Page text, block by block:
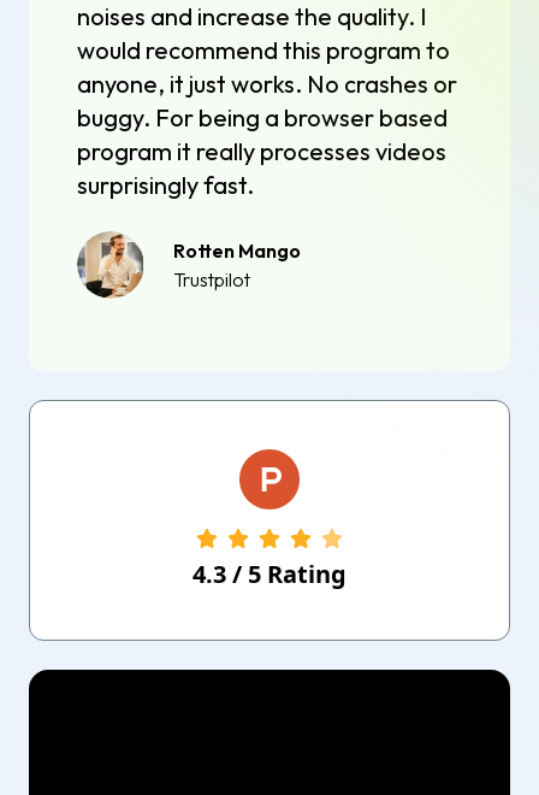
noises and increase the quality. I
would recommend this program to
anyone, it just works. No crashes or
buggy. For being a browser based
program it really processes videos
surprisingly fast.
Rotten Mango
Trustpilot
4.3/ 5 Rating